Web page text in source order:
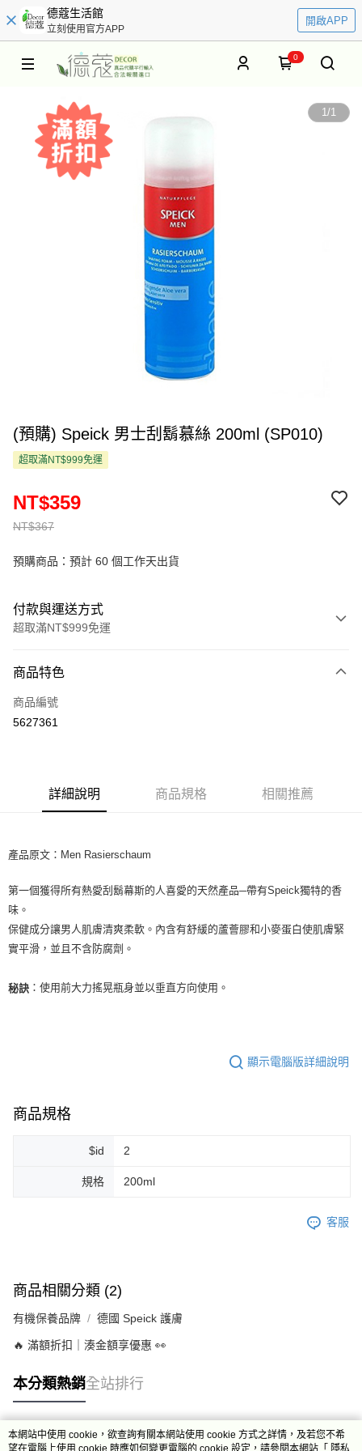
德蔻生活館
立刻使用官方APP
開啟APP
0
1/1
(預購) Speick 男士刮鬍慕絲 200ml (SP010)
超取滿NT$999免運
NT$367
NT$359
預購商品：預計 60 個工作天出貨
付款與運送方式
超取滿NT$999免運
信用卡一次付款
超商取貨付款
街口支付
Google Pay
ATM付款
運送方式
全家取貨付款
每筆NT$80，滿NT$999(含以上)免運費
7-11純取貨 (先付款
每筆NT$100，滿NT$999(含以上)免運費
免運費
商品特色
商品編號
5627361
詳細說明 商品規格 相關推薦
產品原文：Men Rasierschaum
第一個獲得所有熱愛刮鬍幕斯的人喜愛的天然產品─帶有Speick獨特的香
味。
保健成分讓男人肌膚清爽柔軟。內含有舒緩的蘆薈膠和小麥蛋白使肌膚緊
實平滑，並且不含防腐劑。
秘訣 ：使用前大力搖晃瓶身並以垂直方向使用。
顯示電腦版詳細說明
商品規格
$id 2
規格 200ml
客服
商品相關分類 (2)
有機保養品牌 德國 Speick 護膚
🔥 滿額折扣｜湊金額享優惠 👀
本分類熱銷全站排行
熱門標籤
本網站中使用 cookie，欲查詢有關本網站使用 cookie 方式之詳情，及若您不希
望在電腦上使用 cookie 時應如何變更電腦的 cookie 設定，請參閱本網站「 隱私